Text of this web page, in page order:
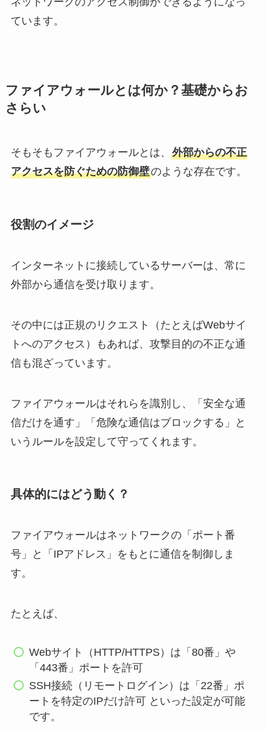
ています。
ファイアウォールとは何か？基礎からお
さらい
そもそもファイアウォールとは、 外部からの不正
アクセスを防ぐための防御壁のような存在です。
役割のイメージ
インターネットに接続しているサーバーは、常に
外部から通信を受け取ります。
その中には正規のリクエスト（たとえばWebサイ
トへのアクセス）もあれば、攻撃目的の不正な通
信も混ざっています。
ファイアウォールはそれらを識別し、「安全な通
信だけを通す」「危険な通信はブロックする」と
いうルールを設定して守ってくれます。
具体的にはどう動く？
ファイアウォールはネットワークの「ポート番
号」と「IPアドレス」をもとに通信を制御しま
す。
たとえば、
Webサイト（HTTP/HTTPS）は「80番」や
「443番」ポートを許可
SSH接続（リモートログイン）は「22番」ポ
ートを特定のIPだけ許可 といった設定が可能
です。